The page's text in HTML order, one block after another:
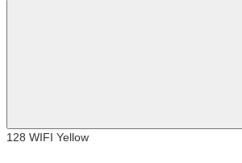
128 WIFI Yellow